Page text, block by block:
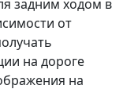
задним ходом в
от
на дороге
на